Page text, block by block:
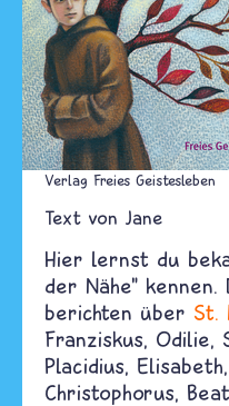
Verlag Freies Geistesleben
Text von Jane
Hier lernst du
der Nähe" kennen.
berichten über St.
Franziskus, Odilie,
Placidius,
Christophorus,